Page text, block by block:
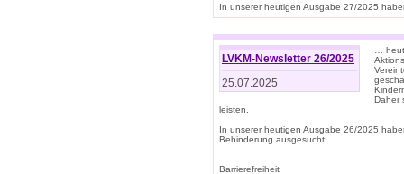
In unserer heutigen Ausgabe 27/2025
LVKM-Newsletter 26/2025
25.07.2025
…
Daher
leisten.
In unserer heutigen Ausgabe 26/2025
Behinderung ausgesucht:
Barrierefreiheit